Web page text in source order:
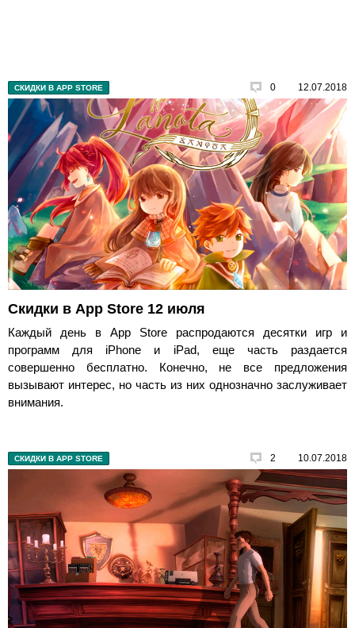
СКИДКИ В APP STORE 0 12.07.2018
Скидки в App Store 12 июля
Каждый день в App Store распродаются десятки игр и
программ для iPhone и iPad, еще часть раздается
совершенно бесплатно. Конечно, не все предложения
вызывают интерес, но часть из них однозначно заслуживает
внимания.
СКИДКИ В APP STORE 2 10.07.2018